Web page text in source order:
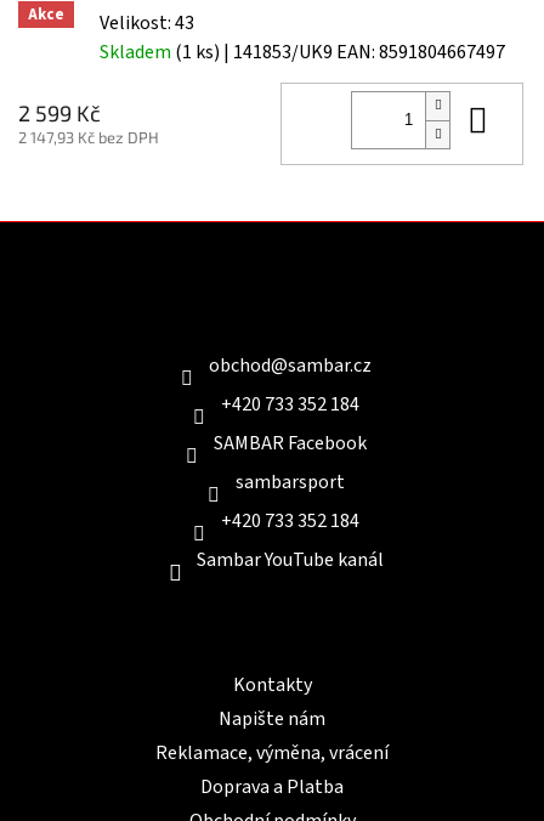
Akce
Velikost: 43
Skladem (1 ks) | 141853/UK9 EAN:8591804667497
2 599 Kč
2 147,93 Kč bez DPH
obchod@sambar.cz
+420 733 352 184
SAMBAR Facebook
sambarsport
+420 733 352 184
Sambar YouTube kanál
Kontakty
Napište nám
Reklamace, výměna, vrácení
Doprava a Platba